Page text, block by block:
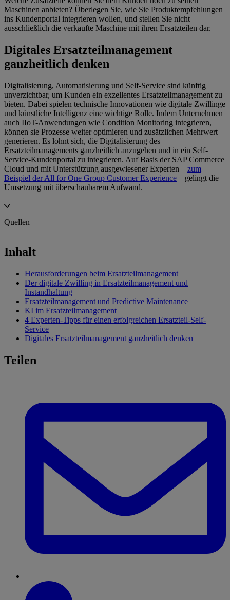
Maschinen anbieten? Überlegen Sie, wie Sie Produktempfehlungen
ins Kundenportal integrieren wollen, und stellen Sie nicht
ausschließlich die verkaufte Maschine mit ihren Ersatzteilen dar.
Digitales Ersatzteilmanagement
ganzheitlich denken
Digitalisierung, Automatisierung und Self-Service sind künftig
unverzichtbar, um Kunden ein exzellentes Ersatzteilmanagement zu
bieten. Dabei spielen technische Innovationen wie digitale Zwillinge
und künstliche Intelligenz eine wichtige Rolle. Indem Unternehmen
auch IIoT-Anwendungen wie Condition Monitoring integrieren,
können sie Prozesse weiter optimieren und zusätzlichen Mehrwert
generieren. Es lohnt sich, die Digitalisierung des
Ersatzteilmanagements ganzheitlich anzugehen und in ein Self-
Service-Kundenportal zu integrieren. Auf Basis der SAP Commerce
Cloud und mit Unterstützung ausgewiesener Experten – zum
Beispiel der All for One Group Customer Experience – gelingt die
Umsetzung mit überschaubarem Aufwand.
Quellen
Aufmacherbild
Inhalt
Herausforderungen beim Ersatzteilmanagement
Der digitale Zwilling in Ersatzteilmanagement und
Instandhaltung
Ersatzteilmanagement und Predictive Maintenance
KI im Ersatzteilmanagement
4 Experten-Tipps für einen erfolgreichen Ersatzteil-Self-
Service
Digitales Ersatzteilmanagement ganzheitlich denken
Teilen